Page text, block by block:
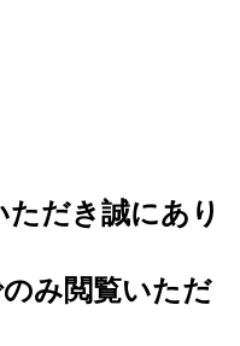
だき誠にあり
み閲覧いただ